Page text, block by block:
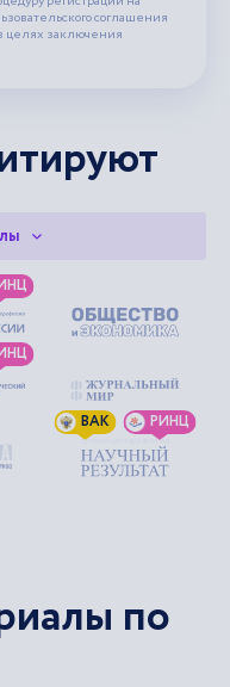
соглашения
целях заключения
ВАК РИНЦ
по